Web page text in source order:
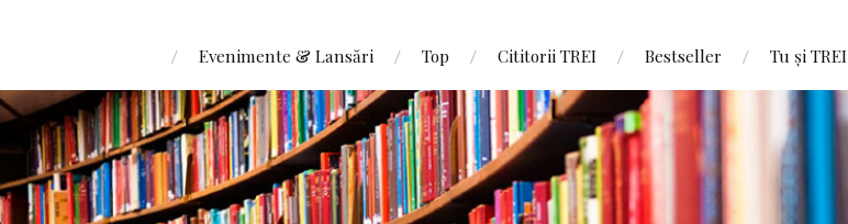
Evenimente & Lansări Top Cititorii TREI Bestseller Tu și TREI